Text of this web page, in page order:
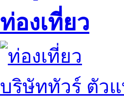
ท่องเที่ยว
บริษัททัวร์ ตัว